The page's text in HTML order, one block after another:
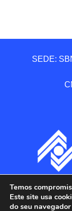
SEDE:
Temos
Este site usa
do seu